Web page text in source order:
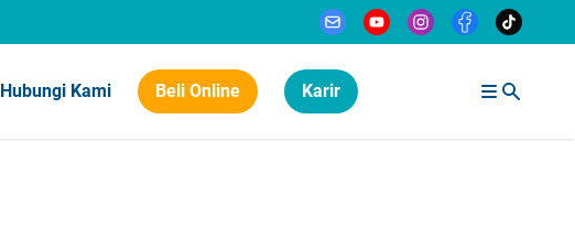
Hubungi Kami Beli Online Karir